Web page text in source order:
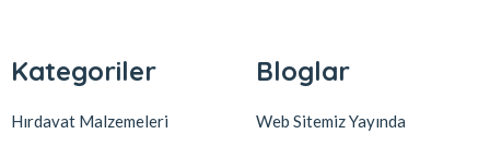
Kategoriler
Hırdavat Malzemeleri
Bloglar
Web Sitemiz Yayında